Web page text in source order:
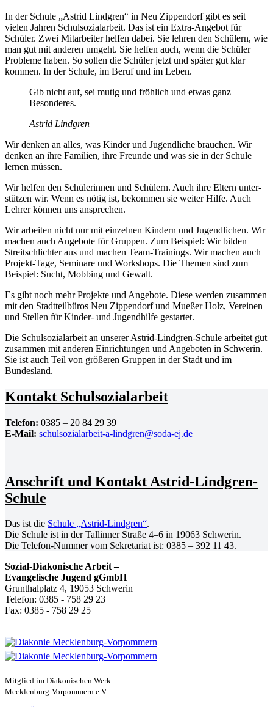
In der Schule „Astrid Lindgren“ in Neu Zippendorf gibt es seit
vielen Jahren Schul­so­zi­al­arbeit. Das ist ein Extra-Angebot für
Schüler. Zwei Mitar­beiter helfen dabei. Sie lehren den Schülern, wie
man gut mit anderen umgeht. Sie helfen auch, wenn die Schüler
Probleme haben. So sollen die Schüler jetzt und später gut klar
kommen. In der Schule, im Beruf und im Leben.
Gib nicht auf, sei mutig und fröhlich und etwas ganz
Besonderes.
Astrid Lindgren
Wir denken an alles, was Kinder und Jugend­liche brauchen. Wir
denken an ihre Familien, ihre Freunde und was sie in der Schule
lernen müssen.
Wir helfen den Schüle­rinnen und Schülern. Auch ihre Eltern unter­
stützen wir. Wenn es nötig ist, bekommen sie weiter Hilfe. Auch
Lehrer können uns ansprechen.
Wir arbeiten nicht nur mit einzelnen Kindern und Jugend­lichen. Wir
machen auch Angebote für Gruppen. Zum Beispiel: Wir bilden
Streit­schlichter aus und machen Team-Trainings. Wir machen auch
Projekt-Tage, Seminare und Workshops. Die Themen sind zum
Beispiel: Sucht, Mobbing und Gewalt.
Es gibt noch mehr Projekte und Angebote. Diese werden zusammen
mit den Stadt­teil­büros Neu Zippendorf und Mueßer Holz, Vereinen
und Stellen für Kinder- und Jugend­hilfe gestartet.
Die Schul­so­zi­al­arbeit an unserer Astrid-Lindgren-Schule arbeitet gut
zusammen mit anderen Einrich­tungen und Angeboten in Schwerin.
Sie ist auch Teil von größeren Gruppen in der Stadt und im
Bundesland.
Kontakt Schul­so­zi­al­arbeit
Telefon: 0385 – 20 84 29 39
E‑Mail: schulsozialarbeit-a-lindgren@soda-ej.de
Anschrift und Kontakt Astrid-Lindgren-
Schule
Das ist die Schule „Astrid-Lindgren“.
Die Schule ist in der Tallinner Straße 4–6 in 19063 Schwerin.
Die Telefon-Nummer vom Sekre­tariat ist: 0385 – 392 11 43.
Sozial-Diakonische Arbeit –
Evangelische Jugend gGmbH
Grunthalplatz 4, 19053 Schwerin
Telefon: 0385 - 758 29 23
Fax: 0385 - 758 29 25
Mitglied im Diakonischen Werk
Mecklenburg-Vorpommern e.V.